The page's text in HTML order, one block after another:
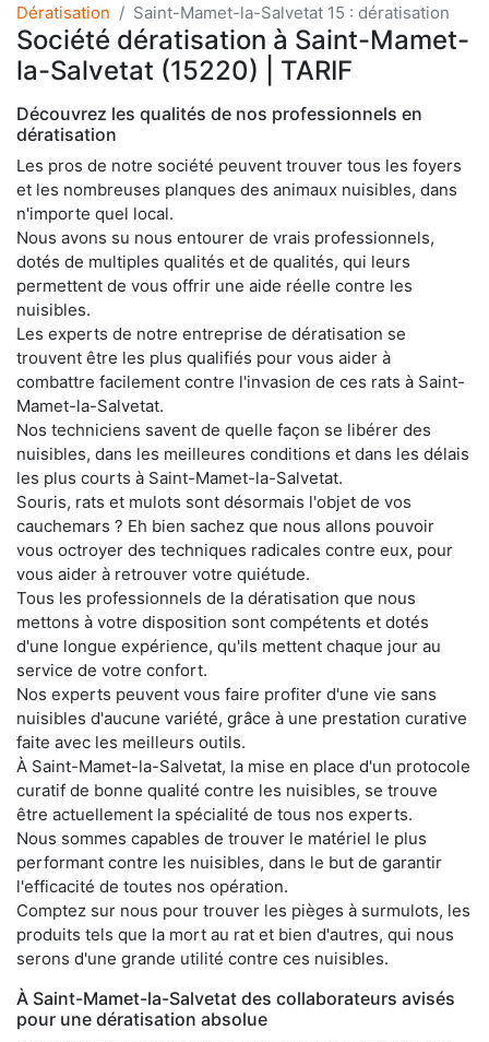
Dératisation Saint-Mamet-la-Salvetat 15 : dératisation
Société dératisation à Saint-Mamet-
la-Salvetat (15220) | TARIF
Découvrez les qualités de nos professionnels en
dératisation
Les pros de notre société peuvent trouver tous les foyers
et les nombreuses planques des animaux nuisibles, dans
n'importe quel local.
Nous avons su nous entourer de vrais professionnels,
dotés de multiples qualités et de qualités, qui leurs
permettent de vous offrir une aide réelle contre les
nuisibles.
Les experts de notre entreprise de dératisation se
trouvent être les plus qualifiés pour vous aider à
combattre facilement contre l'invasion de ces rats à Saint-
Mamet-la-Salvetat.
Nos techniciens savent de quelle façon se libérer des
nuisibles, dans les meilleures conditions et dans les délais
les plus courts à Saint-Mamet-la-Salvetat.
Souris, rats et mulots sont désormais l'objet de vos
cauchemars ? Eh bien sachez que nous allons pouvoir
vous octroyer des techniques radicales contre eux, pour
vous aider à retrouver votre quiétude.
Tous les professionnels de la dératisation que nous
mettons à votre disposition sont compétents et dotés
d'une longue expérience, qu'ils mettent chaque jour au
service de votre confort.
Nos experts peuvent vous faire profiter d'une vie sans
nuisibles d'aucune variété, grâce à une prestation curative
faite avec les meilleurs outils.
À Saint-Mamet-la-Salvetat, la mise en place d'un protocole
curatif de bonne qualité contre les nuisibles, se trouve
être actuellement la spécialité de tous nos experts.
Nous sommes capables de trouver le matériel le plus
performant contre les nuisibles, dans le but de garantir
l'efficacité de toutes nos opération.
Comptez sur nous pour trouver les pièges à surmulots, les
produits tels que la mort au rat et bien d'autres, qui nous
serons d'une grande utilité contre ces nuisibles.
À Saint-Mamet-la-Salvetat des collaborateurs avisés
pour une dératisation absolue